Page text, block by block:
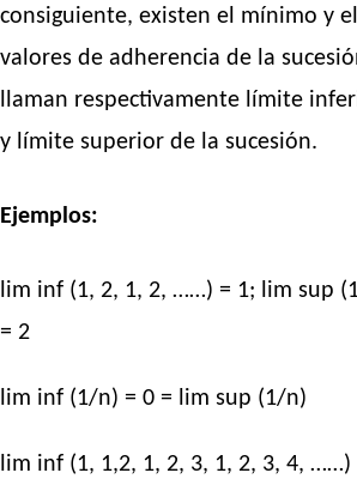
consiguiente, existen el mínimo y
valores de adherencia de la
llaman respectivamente límite
y límite superior de la sucesión.
Ejemplos:
lim inf (1, 2, 1, 2, ……) = 1; lim sup
= 2
lim inf (1/n) = 0 = lim sup (1/n)
lim inf (1, 1,2, 1, 2, 3, 1, 2, 3, 4, ……)